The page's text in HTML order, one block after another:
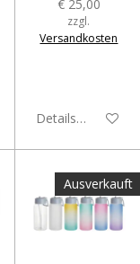
€ 25,00
zzgl.
Versandkosten
Details anzeigen
Ausverkauft